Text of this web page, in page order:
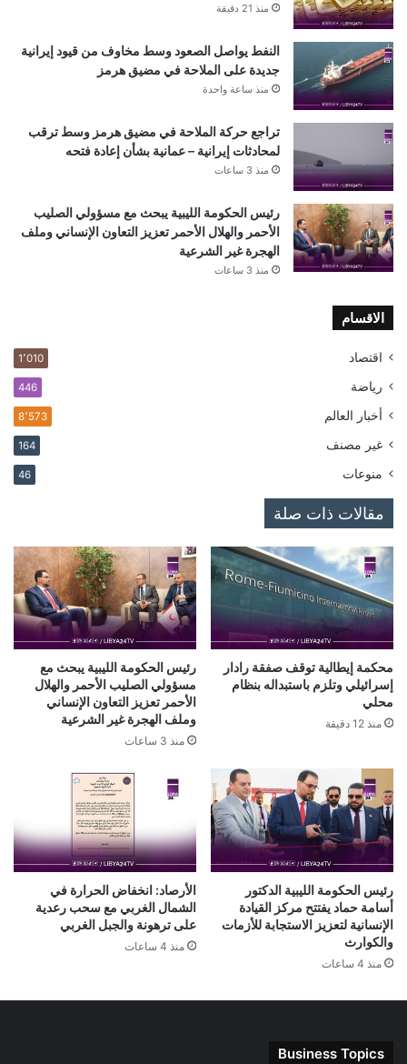
منذ 21 دقيقة
النفط يواصل الصعود وسط مخاوف من قيود إيرانية
جديدة على الملاحة في مضيق هرمز
منذ ساعة واحدة
تراجع حركة الملاحة في مضيق هرمز وسط ترقب
لمحادثات إيرانية – عمانية بشأن إعادة فتحه
منذ 3 ساعات
رئيس الحكومة الليبية يبحث مع مسؤولي الصليب
الأحمر والهلال الأحمر تعزيز التعاون الإنساني وملف
الهجرة غير الشرعية
منذ 3 ساعات
الاقسام
اقتصاد 1٬010
رياضة 446
أخبار العالم 8٬573
غير مصنف 164
منوعات 46
مقالات ذات صلة
محكمة إيطالية توقف صفقة رادار
إسرائيلي وتلزم باستبداله بنظام
محلي
منذ 12 دقيقة
رئيس الحكومة الليبية يبحث مع
مسؤولي الصليب الأحمر والهلال
الأحمر تعزيز التعاون الإنساني
وملف الهجرة غير الشرعية
منذ 3 ساعات
رئيس الحكومة الليبية الدكتور
أسامة حماد يفتتح مركز القيادة
الإنسانية لتعزيز الاستجابة للأزمات
والكوارث
منذ 4 ساعات
الأرصاد: انخفاض الحرارة في
الشمال الغربي مع سحب رعدية
على ترهونة والجبل الغربي
منذ 4 ساعات
Business Topics